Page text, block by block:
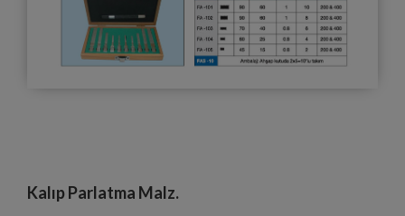
Kalıp Parlatma Malz.